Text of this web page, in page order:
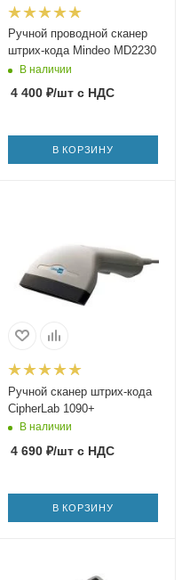
Ручной проводной сканер
штрих-кода Mindeo MD2230
В наличии
4 400₽/штс НДС
В КОРЗИНУ
Ручной сканер штрих-кода
CipherLab 1090+
В наличии
4 690₽/штс НДС
В КОРЗИНУ